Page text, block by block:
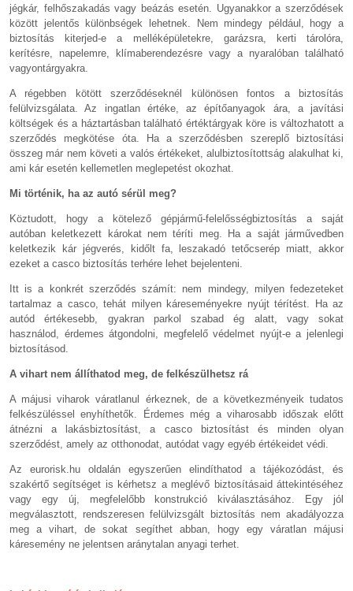
jégkár, felhőszakadás vagy beázás esetén. Ugyanakkor a szerződések
között jelentős különbségek lehetnek. Nem mindegy például, hogy a
biztosítás kiterjed-e a melléképületekre, garázsra, kerti tárolóra,
kerítésre, napelemre, klímaberendezésre vagy a nyaralóban található
vagyontárgyakra.
A régebben kötött szerződéseknél különösen fontos a biztosítás
felülvizsgálata. Az ingatlan értéke, az építőanyagok ára, a javítási
költségek és a háztartásban található értéktárgyak köre is változhatott a
szerződés megkötése óta. Ha a szerződésben szereplő biztosítási
összeg már nem követi a valós értékeket, alulbiztosítottság alakulhat ki,
ami kár esetén kellemetlen meglepetést okozhat.
Mi történik, ha az autó sérül meg?
Köztudott, hogy a kötelező gépjármű-felelősségbiztosítás a saját
autóban keletkezett károkat nem téríti meg. Ha a saját járművedben
keletkezik kár jégverés, kidőlt fa, leszakadó tetőcserép miatt, akkor
ezeket a casco biztosítás terhére lehet bejelenteni.
Itt is a konkrét szerződés számít: nem mindegy, milyen fedezeteket
tartalmaz a casco, tehát milyen káreseményekre nyújt térítést. Ha az
autód értékesebb, gyakran parkol szabad ég alatt, vagy sokat
használod, érdemes átgondolni, megfelelő védelmet nyújt-e a jelenlegi
biztosításod.
A vihart nem állíthatod meg, de felkészülhetsz rá
A májusi viharok váratlanul érkeznek, de a következményeik tudatos
felkészüléssel enyhíthetők. Érdemes még a viharosabb időszak előtt
átnézni a lakásbiztosítást, a casco biztosítást és minden olyan
szerződést, amely az otthonodat, autódat vagy egyéb értékeidet védi.
Az eurorisk.hu oldalán egyszerűen elindíthatod a tájékozódást, és
szakértő segítséget is kérhetsz a meglévő biztosításaid áttekintéséhez
vagy egy új, megfelelőbb konstrukció kiválasztásához. Egy jól
megválasztott, rendszeresen felülvizsgált biztosítás nem akadályozza
meg a vihart, de sokat segíthet abban, hogy egy váratlan májusi
káresemény ne jelentsen aránytalan anyagi terhet.